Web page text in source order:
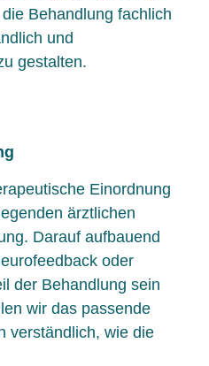
Behandlung fachlich
und
gestalten.
Einordnung
ärztlichen
Darauf aufbauend
oder
der Behandlung sein
wir das passende
verständlich, wie die